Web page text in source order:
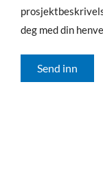
deg med din
Send inn